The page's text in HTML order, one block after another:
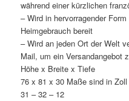
während einer kürzlichen
– Wird in hervorragender
Heimgebrauch bereit
– Wird an jeden Ort der Welt
Mail, um ein Versandangebot
Höhe x Breite x Tiefe
76 x 81 x 30 Maße sind in Zoll
31 – 32 – 12